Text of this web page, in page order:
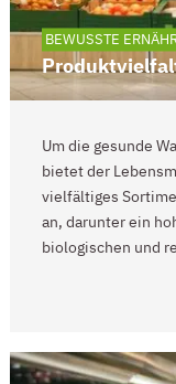
BEWUSSTE
Um die gesunde
bietet der
vielfältiges
an, darunter ein
biologischen und